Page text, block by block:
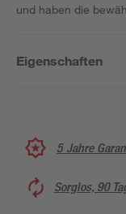
und haben die
Eigenschaften
5 Jahre
Sorglos, 90